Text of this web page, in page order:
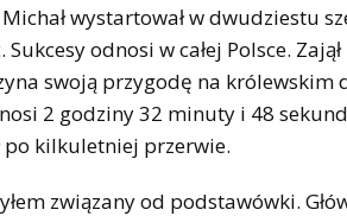
wystartował w dwudziestu
Sukcesy odnosi w całej Polsce.
swoją przygodę na królewskim
2 godziny 32 minuty i 48
po kilkuletniej przerwie.
związany od podstawówki.